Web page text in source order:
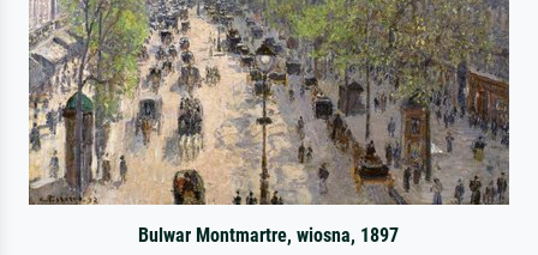
Bulwar Montmartre, wiosna, 1897